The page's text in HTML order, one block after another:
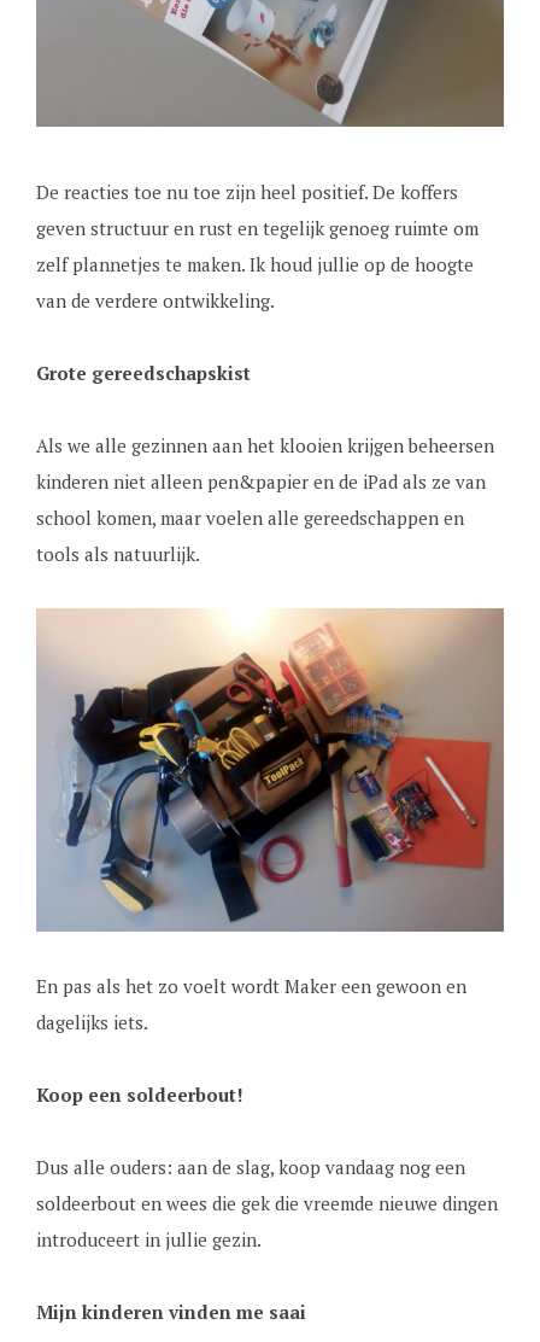
De reacties toe nu toe zijn heel positief. De koffers
geven structuur en rust en tegelijk genoeg ruimte om
zelf plannetjes te maken. Ik houd jullie op de hoogte
van de verdere ontwikkeling.
Grote gereedschapskist
Als we alle gezinnen aan het klooien krijgen beheersen
kinderen niet alleen pen&papier en de iPad als ze van
school komen, maar voelen alle gereedschappen en
tools als natuurlijk.
En pas als het zo voelt wordt Maker een gewoon en
dagelijks iets.
Koop een soldeerbout!
Dus alle ouders: aan de slag, koop vandaag nog een
soldeerbout en wees die gek die vreemde nieuwe dingen
introduceert in jullie gezin.
Mijn kinderen vinden me saai